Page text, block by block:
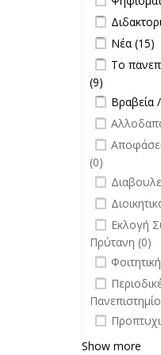
Apply
Apply Νέα
Νέα (15)
Apply Το
Το
(9)
ApplyΒραβεία /
undefined
undefined
(0)
undefined
undefined
undefined
Εκλογή
Πρύτανη (0)
undefined
undefined
undefined
Show more